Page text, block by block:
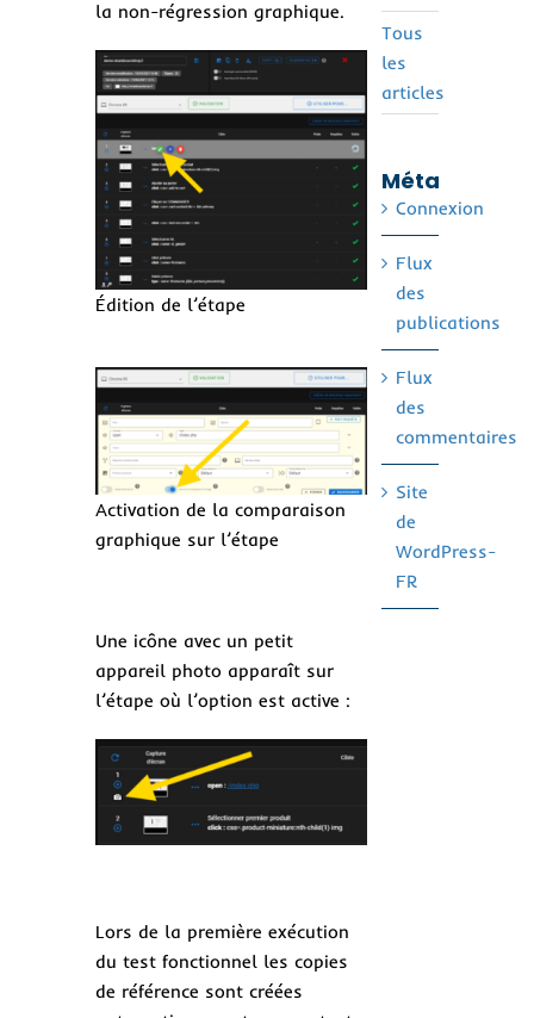
la non-régression graphique.
Édition de l’étape
Activation de la comparaison
graphique sur l’étape
Une icône avec un petit
appareil photo apparaît sur
l’étape où l’option est active :
Lors de la première exécution
du test fonctionnel les copies
de référence sont créées
Tous
les
articles
Méta
Connexion
Flux
des
publications
Flux
des
commentaires
Site
de
WordPress-
FR